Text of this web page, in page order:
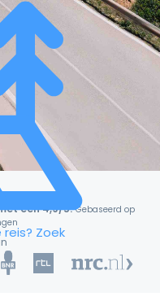
Zoek
een 4,9/5! Gebaseerd op